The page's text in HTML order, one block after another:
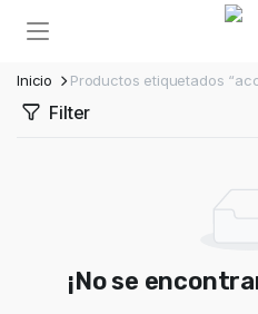
Inicio Productos etiquetados
Filter
¡No se